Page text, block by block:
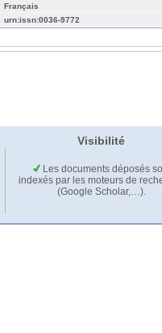
Français
urn:issn:0036-9772
Visibilité
Les documents déposés
indexés par les moteurs de
(Google Scholar,…).